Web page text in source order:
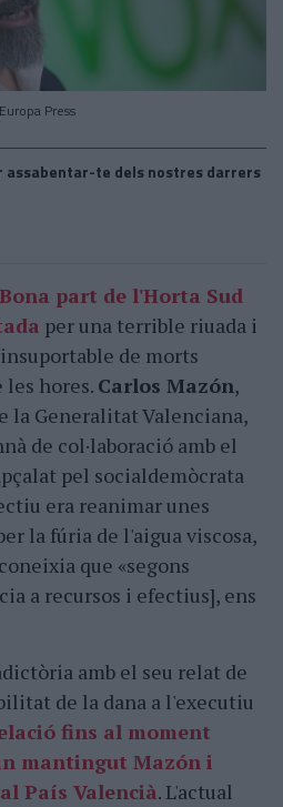
Press
assabentar-te dels nostres darrers
Bona part de l'Horta Sud
per una terrible riuada i
de morts
les hores. Carlos Mazón,
la Generalitat Valenciana,
de col·laboració amb el
pel socialdemòcrata
era reanimar unes
la fúria de l'aigua viscosa,
que «segons
a recursos i efectius], ens
amb el seu relat de
de la dana a l'executiu
fins al moment
mantingut Mazón i
País Valencià. L'actual